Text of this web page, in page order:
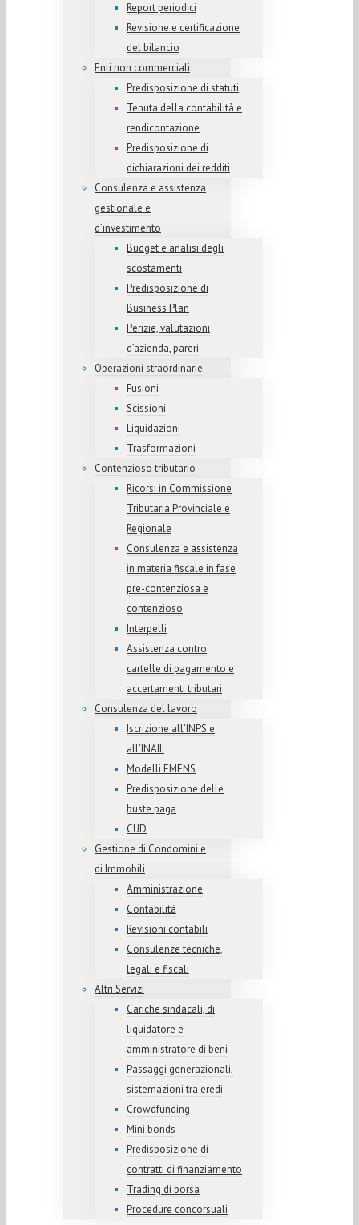
Report periodici
Revisione e certificazione
del bilancio
Enti non commerciali
Predisposizione di statuti
Tenuta della contabilità e
rendicontazione
Predisposizione di
dichiarazioni dei redditi
Consulenza e assistenza
gestionale e
d’investimento
Budget e analisi degli
scostamenti
Predisposizione di
Business Plan
Perizie, valutazioni
d’azienda, pareri
Operazioni straordinarie
Fusioni
Scissioni
Liquidazioni
Trasformazioni
Contenzioso tributario
Ricorsi in Commissione
Tributaria Provinciale e
Regionale
Consulenza e assistenza
in materia fiscale in fase
pre-contenziosa e
contenzioso
Interpelli
Assistenza contro
cartelle di pagamento e
accertamenti tributari
Consulenza del lavoro
Iscrizione all’INPS e
all’INAIL
Modelli EMENS
Predisposizione delle
buste paga
CUD
Gestione di Condomini e
di Immobili
Amministrazione
Contabilità
Revisioni contabili
Consulenze tecniche,
legali e fiscali
Altri Servizi
Cariche sindacali, di
liquidatore e
amministratore di beni
Passaggi generazionali,
sistemazioni tra eredi
Crowdfunding
Mini bonds
Predisposizione di
contratti di finanziamento
Trading di borsa
Procedure concorsuali